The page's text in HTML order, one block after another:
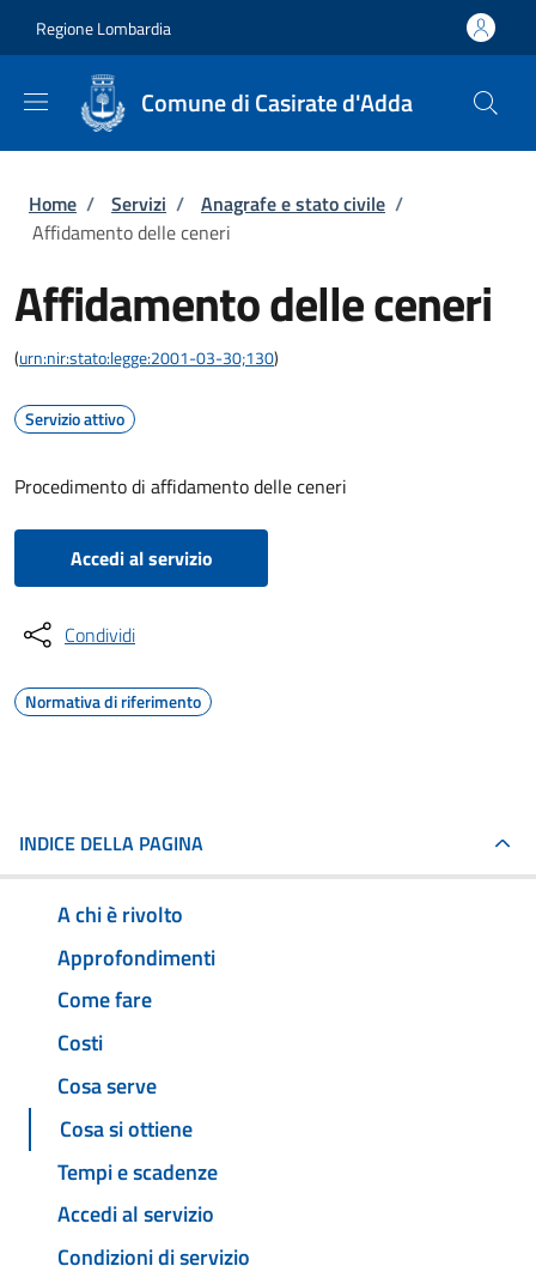
Regione Lombardia
Comune di Casirate d'Adda
Briciole di pane
Home / Servizi / Anagrafe e stato civile /
Affidamento delle ceneri
Affidamento delle ceneri
(urn:nir:stato:legge:2001-03-30;130)
Servizio attivo
Procedimento di affidamento delle ceneri
Accedi al servizio
Condividi
Normativa di riferimento
INDICE DELLA PAGINA
A chi è rivolto
Approfondimenti
Come fare
Costi
Cosa serve
Cosa si ottiene
Tempi e scadenze
Accedi al servizio
Condizioni di servizio